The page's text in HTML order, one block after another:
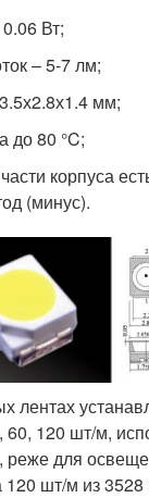
Вт;
– 5-7 лм;
мм;
до 80 °C;
корпуса
(минус).
лентах
60, 120 шт/м,
реже для
шт/м из 3528